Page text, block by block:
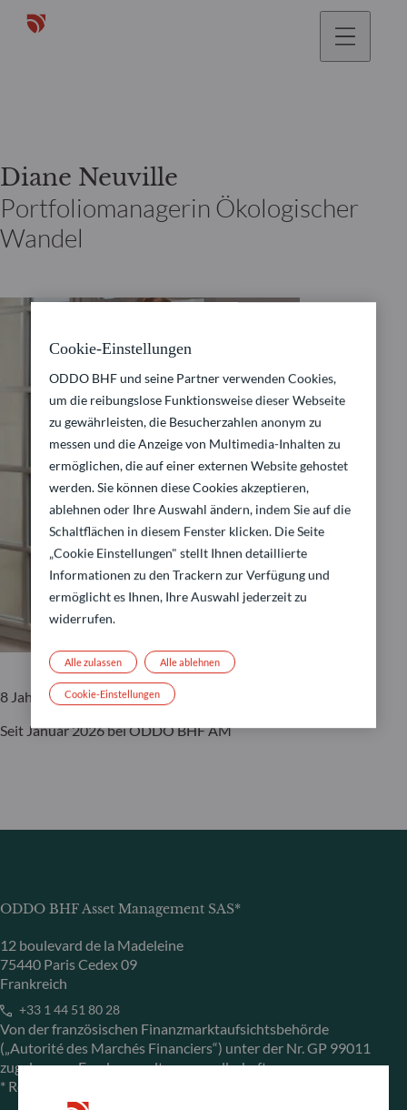
Diane Neuville
Portfoliomanagerin Ökologischer
Wandel
8 Jahre Investmenterfahrung
Seit Januar 2026 bei ODDO BHF AM
ODDO BHF Asset Management SAS*
12 boulevard de la Madeleine
75440 Paris Cedex 09
Frankreich
+33 1 44 51 80 28
Von der französischen Finanzmarktaufsichtsbehörde
(„Autorité des Marchés Financiers“) unter der Nr. GP 99011
zugelassene Fondsverwaltungsgesellschaft
* Rechtlich verantwortlich für die Inhalte der Internetseite
Cookie-Einstellungen
ODDO BHF und seine Partner verwenden Cookies,
um die reibungslose Funktionsweise dieser Webseite
zu gewährleisten, die Besucherzahlen anonym zu
messen und die Anzeige von Multimedia-Inhalten zu
ermöglichen, die auf einer externen Website gehostet
werden. Sie können diese Cookies akzeptieren,
ablehnen oder Ihre Auswahl ändern, indem Sie auf die
Schaltflächen in diesem Fenster klicken. Die Seite
„Cookie Einstellungen" stellt Ihnen detaillierte
Informationen zu den Trackern zur Verfügung und
ermöglicht es Ihnen, Ihre Auswahl jederzeit zu
widerrufen.
Alle ablehnen
Alle zulassen
Cookie-Einstellungen